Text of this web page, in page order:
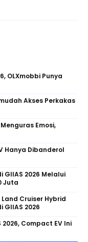
OLXmobbi Punya
Akses Perkakas
Emosi,
Hanya Dibanderol
GIIAS 2026 Melalui
Juta
Cruiser Hybrid
GIIAS 2026
Compact EV Ini